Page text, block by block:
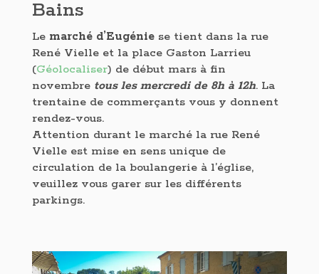
Bains
Le marché d’Eugéniese tient dans la rue
René Vielle et la place Gaston Larrieu
(Géolocaliser) de début mars à fin
novembre tous les mercredi de 8h à 12h. La
trentaine de commerçants vous y donnent
rendez-vous.
Attention durant le marché la rue René
Vielle est mise en sens unique de
circulation de la boulangerie à l’église,
veuillez vous garer sur les différents
parkings.